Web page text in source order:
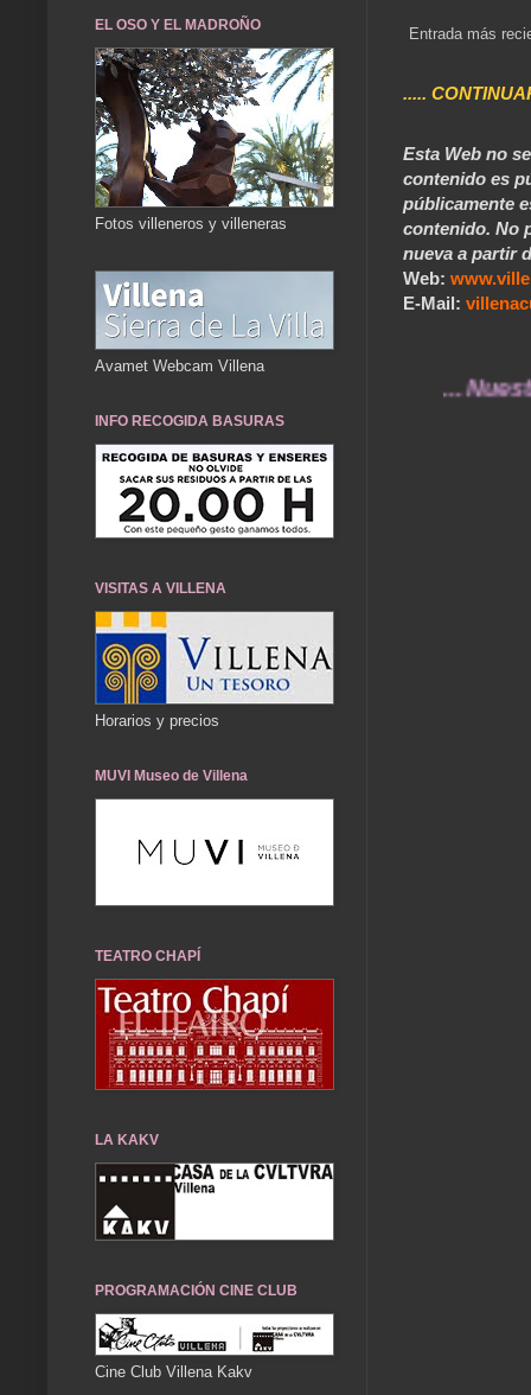
Entrada más
.....
Esta Web no
contenido es
públicamente
contenido. No
nueva a partir
Web:
E-Mail:
... Nuestros
EL OSO Y EL MADROÑO
Fotos villeneros y villeneras
Avamet Webcam Villena
INFO RECOGIDA BASURAS
VISITAS A VILLENA
Horarios y precios
MUVI Museo de Villena
TEATRO CHAPÍ
LA KAKV
PROGRAMACIÓN CINE CLUB
Cine Club Villena Kakv